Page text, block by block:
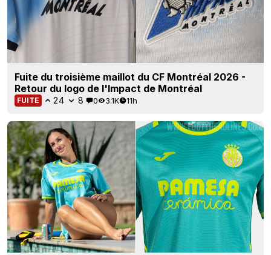
Fuite du troisième maillot du CF Montréal 2026 -
Retour du logo de l'Impact de Montréal
FUITE 24 8 0 3.1K 11h